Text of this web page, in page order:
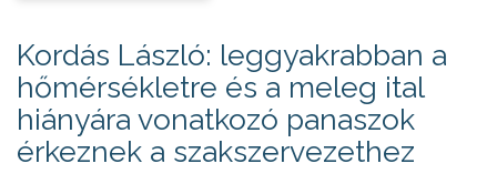
Kordás László: leggyakrabban a
hőmérsékletre és a meleg ital
hiányára vonatkozó panaszok
érkeznek a szakszervezethez